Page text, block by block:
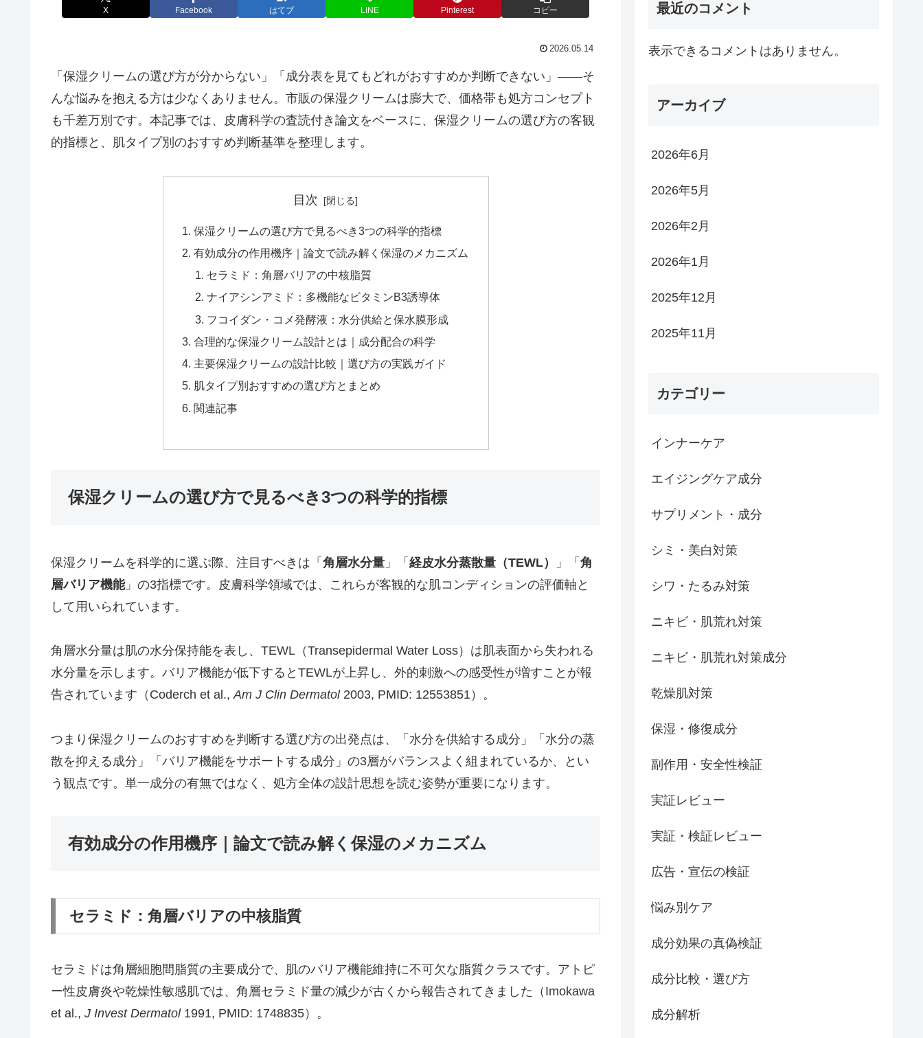
X Facebook はてブ LINE Pinterest コピー
2026.05.14
「保湿クリームの選び方が分からない」「成分表を見てもどれがおすすめか判断できない」——そ
んな悩みを抱える方は少なくありません。市販の保湿クリームは膨大で、価格帯も処方コンセプト
も千差万別です。本記事では、皮膚科学の査読付き論文をベースに、保湿クリームの選び方の客観
的指標と、肌タイプ別のおすすめ判断基準を整理します。
目次
保湿クリームの選び方で見るべき3つの科学的指標
有効成分の作用機序｜論文で読み解く保湿のメカニズム
セラミド：角層バリアの中核脂質
ナイアシンアミド：多機能なビタミンB3誘導体
フコイダン・コメ発酵液：水分供給と保水膜形成
合理的な保湿クリーム設計とは｜成分配合の科学
主要保湿クリームの設計比較｜選び方の実践ガイド
肌タイプ別おすすめの選び方とまとめ
関連記事
保湿クリームの選び方で見るべき3つの科学的指標
保湿クリームを科学的に選ぶ際、注目すべきは「 角層水分量 」「 経皮水分蒸散量（TEWL） 」「 角
層バリア機能」の3指標です。皮膚科学領域では、これらが客観的な肌コンディションの評価軸と
して用いられています。
角層水分量は肌の水分保持能を表し、TEWL（Transepidermal Water Loss）は肌表面から失われる
水分量を示します。バリア機能が低下するとTEWLが上昇し、外的刺激への感受性が増すことが報
告されています（Coderch et al.,Am J Clin Dermatol2003, PMID: 12553851）。
つまり保湿クリームのおすすめを判断する選び方の出発点は、「水分を供給する成分」「水分の蒸
散を抑える成分」「バリア機能をサポートする成分」の3層がバランスよく組まれているか、とい
う観点です。単一成分の有無ではなく、処方全体の設計思想を読む姿勢が重要になります。
有効成分の作用機序｜論文で読み解く保湿のメカニズム
セラミド：角層バリアの中核脂質
セラミドは角層細胞間脂質の主要成分で、肌のバリア機能維持に不可欠な脂質クラスです。アトピ
ー性皮膚炎や乾燥性敏感肌では、角層セラミド量の減少が古くから報告されてきました（Imokawa
et al., J Invest Dermatol1991, PMID: 1748835）。
最近のコメント
表示できるコメントはありません。
アーカイブ
2026年6月
2026年5月
2026年2月
2026年1月
2025年12月
2025年11月
カテゴリー
インナーケア
エイジングケア成分
サプリメント・成分
シミ・美白対策
シワ・たるみ対策
ニキビ・肌荒れ対策
ニキビ・肌荒れ対策成分
乾燥肌対策
保湿・修復成分
副作用・安全性検証
実証レビュー
実証・検証レビュー
広告・宣伝の検証
悩み別ケア
成分効果の真偽検証
成分比較・選び方
成分解析